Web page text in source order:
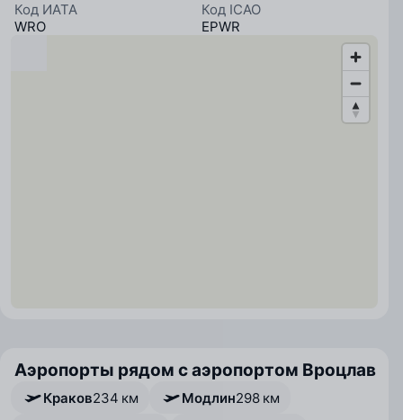
Код ИАТА
WRO
Код ICAO
EPWR
Аэропорты рядом с аэропортом Вроцлав
Краков234 км Модлин298 км